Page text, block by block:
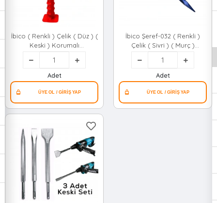
İbico ( Renkli ) Çelik ( Düz ) (
Keski ) Korumalı
30cm.murç*24
Adet
İbico Şeref-032 ( Renkli )
Çelik ( Sivri ) ( Murç )
Korumalı 30cm*24
Adet